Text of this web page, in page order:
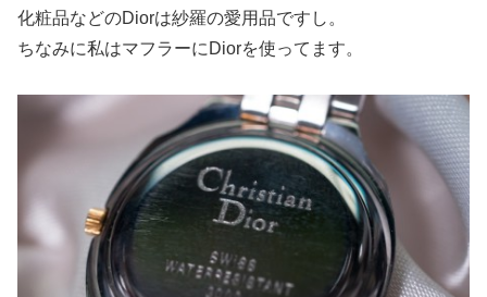
化粧品などのDiorは紗羅の愛用品ですし。
ちなみに私はマフラーにDiorを使ってます。